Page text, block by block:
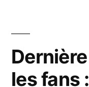
les fans